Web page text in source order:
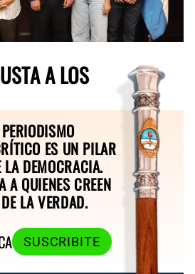
A LOS
ES UN PILAR
LA DEMOCRACIA.
A QUIENES CREEN
LA VERDAD.
SUSCRIBITE